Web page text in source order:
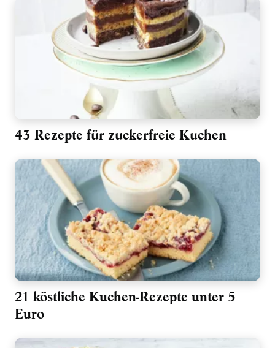
43 Rezepte für zuckerfreie Kuchen
21 köstliche Kuchen-Rezepte unter 5
Euro